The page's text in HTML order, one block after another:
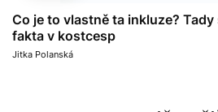
Co je to vlastně ta inkluze?
fakta v kostcesp
Jitka Polanská